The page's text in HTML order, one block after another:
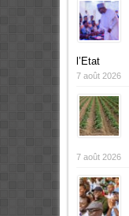
l’Etat
7 août 2026
7 août 2026